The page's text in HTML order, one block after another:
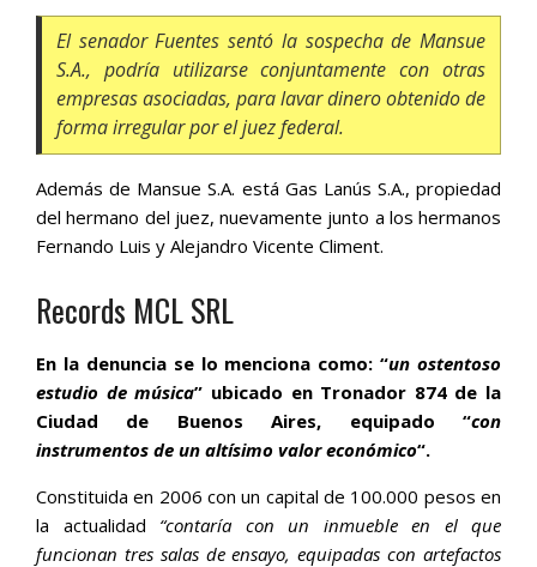
El senador Fuentes sentó la sospecha de Mansue
S.A., podría utilizarse conjuntamente con otras
empresas asociadas, para lavar dinero obtenido de
forma irregular por el juez federal.
Además de Mansue S.A. está Gas Lanús S.A., propiedad
del hermano del juez, nuevamente junto a los hermanos
Fernando Luis y Alejandro Vicente Climent.
Records MCL SRL
En la denuncia se lo menciona como: “un ostentoso
estudio de música” ubicado en Tronador 874 de la
Ciudad de Buenos Aires, equipado “con
instrumentos de un altísimo valor económico“.
Constituida en 2006 con un capital de 100.000 pesos en
la actualidad “contaría con un inmueble en el que
funcionan tres salas de ensayo, equipadas con artefactos